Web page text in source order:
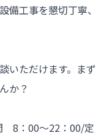
備工事を懇切丁寧、
いただけます。まず
か？
8：00～22：00/定